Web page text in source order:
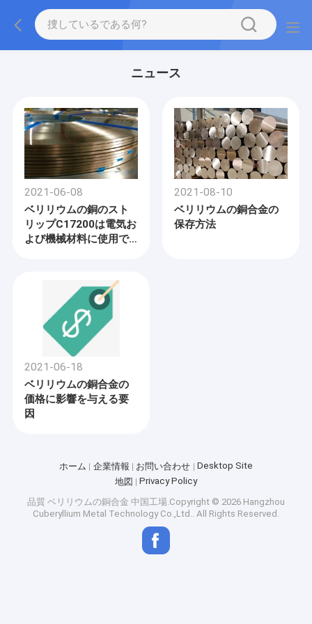
ニュース
2021-06-08
ベリリウムの銅のスト
リップC17200は電気お
よび機械材料に使用で
2021-08-10
ベリリウムの銅合金の
保存方法
2021-06-18
ベリリウムの銅合金の
価格に影響を与える要
因
ホーム 企業情報 お問い合わせ
Desktop Site
地図
Privacy Policy
品質 ベリリウムの銅合金 中国工場.Copyright © 2026 Hangzhou
Cuberyllium Metal Technology Co.,Ltd.. All Rights Reserved.